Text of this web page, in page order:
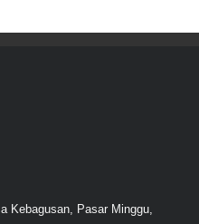
Kebagusan, Pasar Minggu,